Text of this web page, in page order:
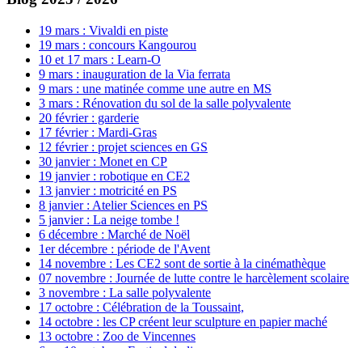
19 mars : Vivaldi en piste
19 mars : concours Kangourou
10 et 17 mars : Learn-O
9 mars : inauguration de la Via ferrata
9 mars : une matinée comme une autre en MS
3 mars : Rénovation du sol de la salle polyvalente
20 février : garderie
17 février : Mardi-Gras
12 février : projet sciences en GS
30 janvier : Monet en CP
19 janvier : robotique en CE2
13 janvier : motricité en PS
8 janvier : Atelier Sciences en PS
5 janvier : La neige tombe !
6 décembre : Marché de Noël
1er décembre : période de l'Avent
14 novembre : Les CE2 sont de sortie à la cinémathèque
07 novembre : Journée de lutte contre le harcèlement scolaire
3 novembre : La salle polyvalente
17 octobre : Célébration de la Toussaint,
14 octobre : les CP créent leur sculpture en papier maché
13 octobre : Zoo de Vincennes